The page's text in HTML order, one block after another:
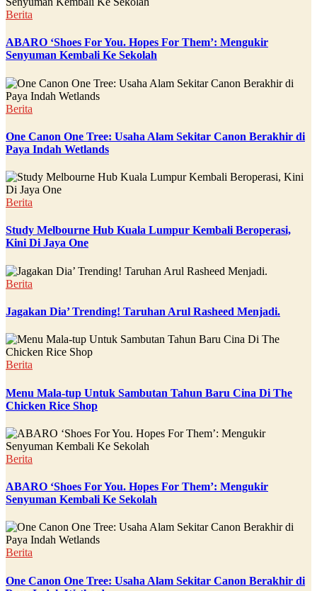
Berita
ABARO ‘Shoes For You. Hopes For Them’: Mengukir
Senyuman Kembali Ke Sekolah
Berita
One Canon One Tree: Usaha Alam Sekitar Canon Berakhir di
Paya Indah Wetlands
Berita
Study Melbourne Hub Kuala Lumpur Kembali Beroperasi,
Kini Di Jaya One
Berita
Jagakan Dia’ Trending! Taruhan Arul Rasheed Menjadi.
Berita
Menu Mala-tup Untuk Sambutan Tahun Baru Cina Di The
Chicken Rice Shop
Berita
ABARO ‘Shoes For You. Hopes For Them’: Mengukir
Senyuman Kembali Ke Sekolah
Berita
One Canon One Tree: Usaha Alam Sekitar Canon Berakhir di